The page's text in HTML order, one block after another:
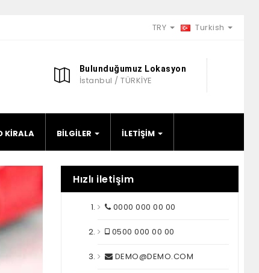
Turkish
TRY
Bulunduğumuz Lokasyon
İstanbul / TÜRKİYE
KİRALA BİLGİLER İLETİŞİM
Hızlı iletişim
0000 000 00 00
0500 000 00 00
DEMO@DEMO.COM